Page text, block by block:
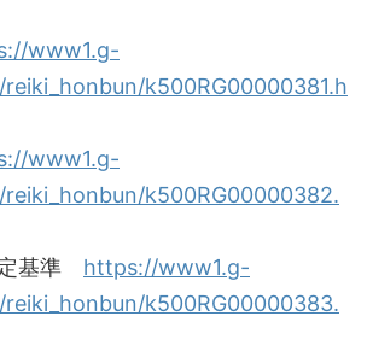
www1.g-
k500RG00000381.h
www1.g-
k500RG00000382.
基準 https://www1.g-
k500RG00000383.